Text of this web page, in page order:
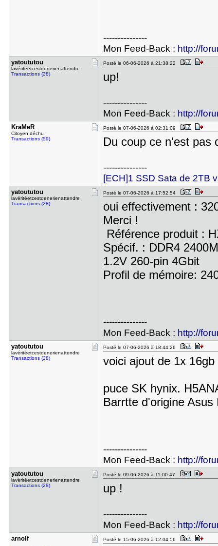
---------------
Mon Feed-Back : http://
yatoututou
lavéritéetcestdenerienattendre
Transactions (28)
Posté le 06-06-2026 à 21:38:22
up!
---------------
Mon Feed-Back : http://
KraMeR
Citoyen déchu
Transactions (59)
Posté le 07-06-2026 à 02:31:09
Du coup ce n'est pas
---------------
[ECH]1 SSD Sata de 2TB
yatoututou
lavéritéetcestdenerienattendre
Transactions (28)
Posté le 07-06-2026 à 17:52:54
oui effectivement :
Merci !
Référence produit :
Spécif. : DDR4
1.2V 260-pin 4Gbit
Profil de mémoire:
---------------
Mon Feed-Back : http://
yatoututou
lavéritéetcestdenerienattendre
Transactions (28)
Posté le 07-06-2026 à 18:44:26
voici ajout de 1x
puce SK hynix.
Barrtte d'origine Asus
---------------
Mon Feed-Back : http://
yatoututou
lavéritéetcestdenerienattendre
Transactions (28)
Posté le 09-06-2026 à 11:00:47
up !
---------------
Mon Feed-Back : http://
arnolf Posté le 15-06-2026 à 12:04:56